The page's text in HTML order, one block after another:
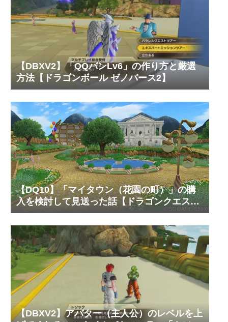
【DBXV2】「QQバンLv6」の作り方と厳選
方法【ドラゴンボール ゼノバース2】
【DQ10】「マイタウン（花園の町）」の購
入を検討して見送った話【ドラゴンクエスト
10 オンライン】
【DBXV2】アバター（主人公）のレベルを上